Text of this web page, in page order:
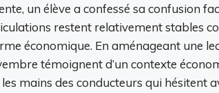
un élève a confessé sa
restent relativement stables
économique. En aménageant une
témoignent d’un contexte
mains des conducteurs qui